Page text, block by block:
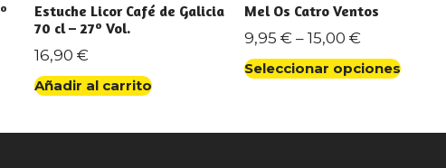
Estuche Licor Café de Galicia
70 cl – 27º Vol.
16,90€
Añadir al carrito
Mel Os Catro Ventos
9,95 €– 15,00 €
Seleccionar opciones